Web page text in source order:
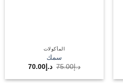
المأكولات
سمك
د.إ75.00 السعر
الأصلي
هو:
د.إ70.00السعر
هو: